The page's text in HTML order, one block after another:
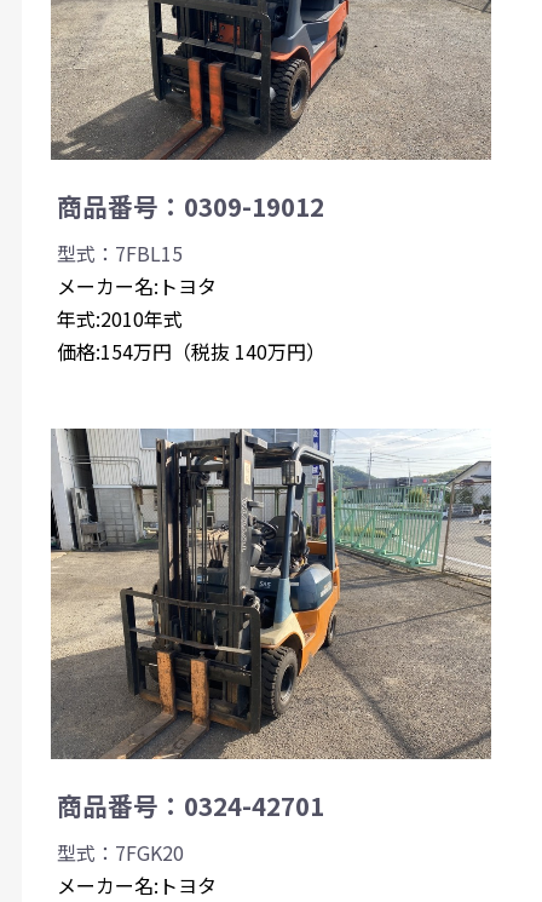
商品番号：0309-19012
型式：7FBL15
メーカー名:トヨタ
年式:2010年式
価格:154万円（税抜 140万円）
商品番号：0324-42701
型式：7FGK20
メーカー名:トヨタ